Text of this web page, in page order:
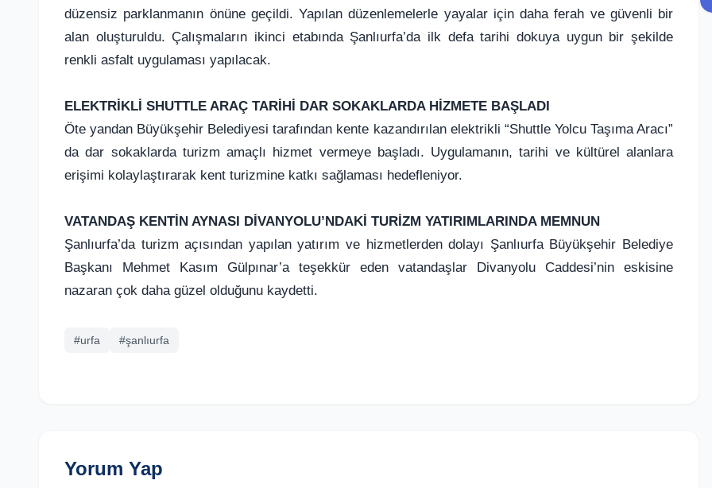
düzensiz parklanmanın önüne geçildi. Yapılan düzenlemelerle yayalar için daha ferah ve güvenli bir
alan oluşturuldu. Çalışmaların ikinci etabında Şanlıurfa’da ilk defa tarihi dokuya uygun bir şekilde
renkli asfalt uygulaması yapılacak.
ELEKTRİKLİ SHUTTLE ARAÇ TARİHİ DAR SOKAKLARDA HİZMETE BAŞLADI
Öte yandan Büyükşehir Belediyesi tarafından kente kazandırılan elektrikli “Shuttle Yolcu Taşıma Aracı”
da dar sokaklarda turizm amaçlı hizmet vermeye başladı. Uygulamanın, tarihi ve kültürel alanlara
erişimi kolaylaştırarak kent turizmine katkı sağlaması hedefleniyor.
VATANDAŞ KENTİN AYNASI DİVANYOLU’NDAKİ TURİZM YATIRIMLARINDA MEMNUN
Şanlıurfa’da turizm açısından yapılan yatırım ve hizmetlerden dolayı Şanlıurfa Büyükşehir Belediye
Başkanı Mehmet Kasım Gülpınar’a teşekkür eden vatandaşlar Divanyolu Caddesi’nin eskisine
nazaran çok daha güzel olduğunu kaydetti.
#urfa #şanlıurfa
Yorum Yap